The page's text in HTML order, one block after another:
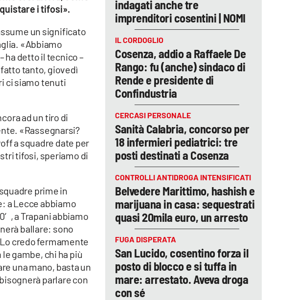
i tifosi».
un significato
«Abbiamo
ha detto il tecnico –
tanto, giovedì
ci siamo tenuti
ad un tiro di
«Rassegnarsi?
a squadre date per
tifosi, speriamo di
prime in
a Lecce abbiamo
a Trapani abbiamo
ballare: sono
credo fermamente
gambe, chi ha più
una mano, basta un
parlare con
indagati anche tre
imprenditori cosentini | NOMI
IL CORDOGLIO
Cosenza, addio a Raffaele De
Rango: fu (anche) sindaco di
Rende e presidente di
Confindustria
CERCASI PERSONALE
Sanità Calabria, concorso per
18 infermieri pediatrici: tre
posti destinati a Cosenza
CONTROLLI ANTIDROGA INTENSIFICATI
Belvedere Marittimo, hashish e
marijuana in casa: sequestrati
quasi 20mila euro, un arresto
FUGA DISPERATA
San Lucido, cosentino forza il
posto di blocco e si tuffa in
mare: arrestato. Aveva droga
con sé